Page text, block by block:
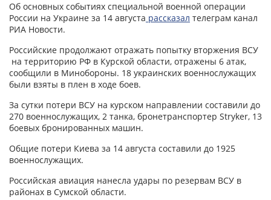
Об основных событиях специальной военной операции
России на Украине за 14 августа рассказал телеграм канал
РИА Новости.
Российские продолжают отражать попытку вторжения ВСУ
на территорию РФ в Курской области, отражены 6 атак,
сообщили в Минобороны. 18 украинских военнослужащих
были взяты в плен в ходе боев.
За сутки потери ВСУ на курском направлении составили до
270 военнослужащих, 2 танка, бронетранспортер Stryker, 13
боевых бронированных машин.
Общие потери Киева за 14 августа составили до 1925
военнослужащих.
Российская авиация нанесла удары по резервам ВСУ в
районах в Сумской области.